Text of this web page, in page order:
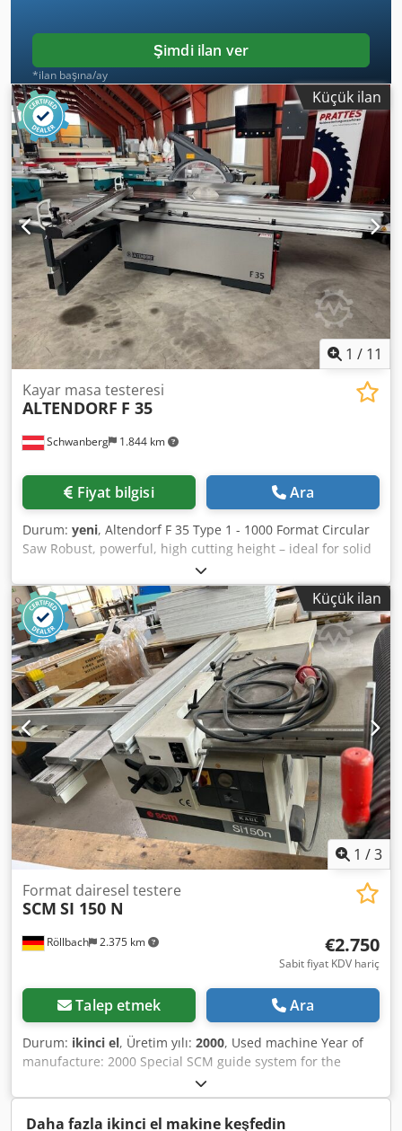
Şimdi ilan ver
*ilan başına/ay
Küçük ilan
1 / 11
Schwanberg 1.844 km
Kayar masa testeresi
ALTENDORF F 35
Fiyat bilgisi Ara
Durum: yeni, Altendorf F 35 Type 1 - 1000 Format Circular
Saw Robust, powerful, high cutting height – ideal for solid
wood! - New machine - available immediately - Motor
power: 7.5 kW, 400 V, 50 Hz, 3 speeds Motorized height
and tilt adjustment Large safety hood Double roller
carriage 3,200 mm Scorer pre-equipment Rip fence,
cutting width 1,000 mm Miter fence 3,450 mm, without
length compensation Table extension/enlargement:
Powder-coated surface Saw blade tilting range: 0 - 46°
Carriage length: 3,200 mm Csdpfxjxtbtpo Al Rsrf Cutting
length: 3,100 mm Cutting width: 1,000 mm Cutting height:
154 mm Max. saw blade diameter: 450 mm Screen size: 15
inches Working table height: 910 mm Extraction port
diameter: 80 + 120 mm Included options: M45102 Rip
fence 1,000 mm Digit_X M64300 Front support roller
M99008 Template holder
Küçük ilan
1 /3
Röllbach 2.375 km
Format dairesel testere
SCM SI 150 N
€2.750
Sabit fiyat KDV hariç
Talep etmek Ara
Durum: ikinci el, Üretim yılı: 2000, Used machine Year of
manufacture: 2000 Special SCM guide system for the
sliding carriage. The arched design between the ball
bearings and the guide rails, as well as the hardened
contact surfaces, ensure exceptional and consistent
Daha fazla ikinci el makine keşfedin